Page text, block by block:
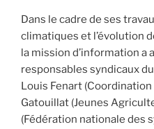
Dans le cadre de ses
climatiques et l’évolution
la mission d’information a
responsables syndicaux
Louis Fenart
Gatouillat (Jeunes
(Fédération nationale des